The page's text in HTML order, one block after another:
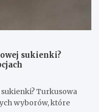
sukienki?
Turkusowa
wyborów, które